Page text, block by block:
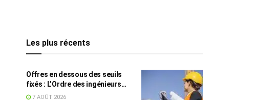
Les plus récents
Offres en dessous des seuils
fixés : L’Ordre des ingénieurs
hausse le ton
7 AOÛT 2026